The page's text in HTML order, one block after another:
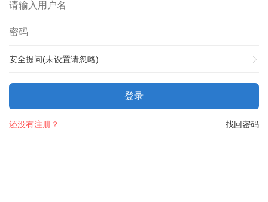
安全提问(未设置请忽略)
登录
找回密码
还没有注册？